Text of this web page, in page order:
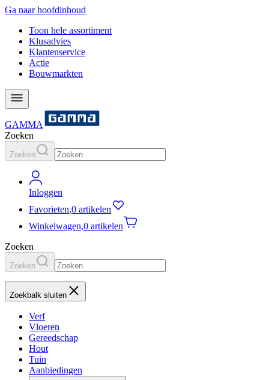
Ga naar hoofdinhoud
Toon hele assortiment
Klusadvies
Klantenservice
Actie
Bouwmarkten
GAMMA
Zoeken
Zoeken
Inloggen
Favorieten,0 artikelen
Winkelwagen,0 artikelen
Zoeken
Zoeken
Zoekbalk sluiten
Verf
Vloeren
Gereedschap
Hout
Tuin
Aanbiedingen